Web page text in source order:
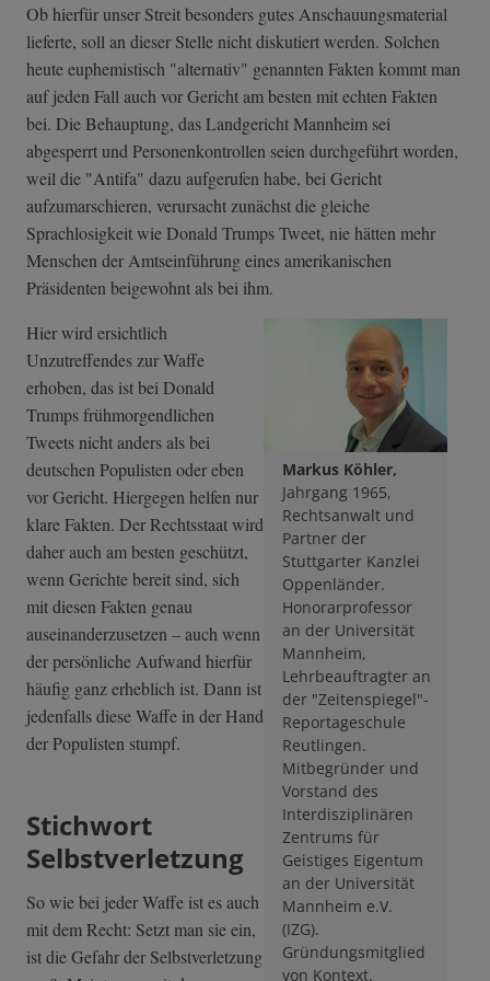
Ob hierfür unser Streit besonders gutes Anschauungsmaterial
lieferte, soll an dieser Stelle nicht diskutiert werden. Solchen
heute euphemistisch "alternativ" genannten Fakten kommt man
auf jeden Fall auch vor Gericht am besten mit echten Fakten
bei. Die Behauptung, das Landgericht Mannheim sei
abgesperrt und Personenkontrollen seien durchgeführt worden,
weil die "Antifa" dazu aufgerufen habe, bei Gericht
aufzumarschieren, verursacht zunächst die gleiche
Sprachlosigkeit wie Donald Trumps Tweet, nie hätten mehr
Menschen der Amtseinführung eines amerikanischen
Präsidenten beigewohnt als bei ihm.
Markus Köhler,
Jahrgang 1965,
Rechtsanwalt und
Partner der
Stuttgarter Kanzlei
Oppenländer.
Honorarprofessor
an der Universität
Mannheim,
Lehrbeauftragter an
der "Zeitenspiegel"­-
Reportageschul­e
Reutlingen.
Mitbegründer und
Vorstand des
Interdisziplinären
Zentrums für
Geistiges Eigentum
an der Universität
Mannheim e.V.
(IZG).
Gründungsmitglied
von Kontext.
Hier wird ersichtlich
Unzutreffendes zur Waffe
erhoben, das ist bei Donald
Trumps frühmorgendlichen
Tweets nicht anders als bei
deutschen Populisten oder eben
vor Gericht. Hiergegen helfen nur
klare Fakten. Der Rechtsstaat wird
daher auch am besten geschützt,
wenn Gerichte bereit sind, sich
mit diesen Fakten genau
auseinanderzusetzen – auch wenn
der persönliche Aufwand hierfür
häufig ganz erheblich ist. Dann ist
jedenfalls diese Waffe in der Hand
der Populisten stumpf.
Stichwort
Selbstverletzung
So wie bei jeder Waffe ist es auch
mit dem Recht: Setzt man sie ein,
ist die Gefahr der Selbstverletzung